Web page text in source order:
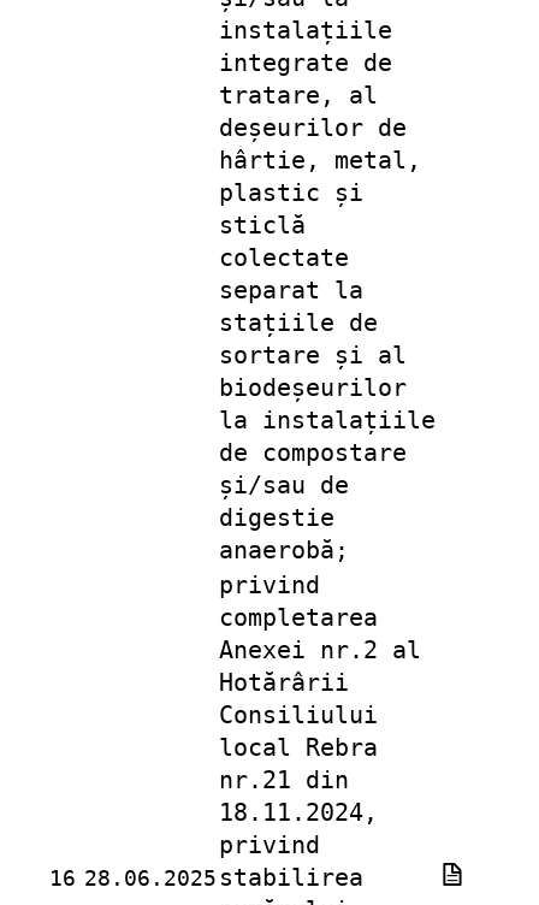
instalațiile
integrate de
tratare, al
deșeurilor de
hârtie, metal,
plastic și
sticlă
colectate
separat la
stațiile de
sortare și al
biodeșeurilor
la instalațiile
de compostare
și/sau de
digestie
anaerobă;
16 28.06.2025
privind
completarea
Anexei nr.2 al
Hotărârii
Consiliului
local Rebra
nr.21 din
18.11.2024,
privind
stabilirea